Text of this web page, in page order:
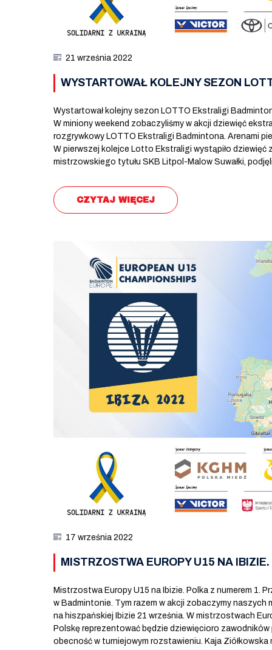
21 września 2022
WYSTARTOWAŁ KOLEJNY SEZON
Wystartował kolejny sezon LOTTO Ekstraligi
W miniony weekend zobaczyliśmy w akcji dziewięć
rozgrywkowy LOTTO Ekstraligi Badmintona. Arenami
W pierwszej kolejce Lotto Ekstraligi wystąpiło dziewięć
mistrzowskiego tytułu SKB Litpol-Malow Suwałki,
CZYTAJ WIĘCEJ
17 września 2022
MISTRZOSTWA EUROPY U15 NA
Mistrzostwa Europy U15 na Ibizie. Polka z numerem 1.
w Badmintonie. Tym razem w akcji zobaczymy naszych
na hiszpańskiej Ibizie 21 września. W mistrzostwach
Polskę reprezentować będzie dziewięcioro
obecność w turniejowym rozstawieniu. Kaja